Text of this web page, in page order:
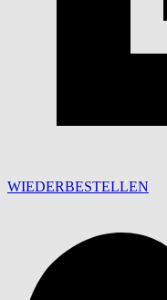
WIEDERBESTELLEN